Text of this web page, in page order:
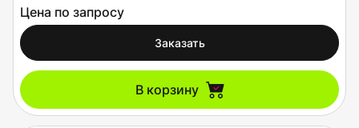
Цена по запросу
Заказать
В корзину